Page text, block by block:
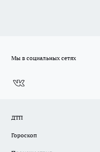
Мы в социальных сетях
ДТП
Гороскоп